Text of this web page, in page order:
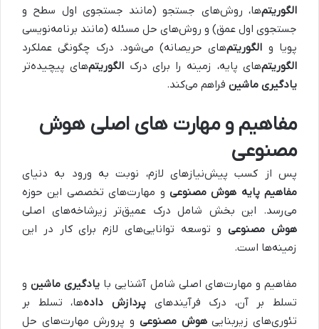
الگوریتم‌ها، روش‌های جستجو (مانند جستجوی اول سطح و
جستجوی اول عمق) و روش‌های حل مسئله (مانند برنامه‌نویسی
پویا و الگوریتم‌های حریصانه) می‌شود. درک چگونگی عملکرد
الگوریتم‌های پایه، زمینه را برای درک الگوریتم‌های پیچیده‌تر
یادگیری ماشین فراهم می‌کند.
مفاهیم و مهارت‌ های اصلی هوش
مصنوعی
پس از کسب پیش‌نیازهای لازم، نوبت به ورود به دنیای
مفاهیم پایه هوش مصنوعی و مهارت‌های تخصصی این حوزه
می‌رسد. این بخش شامل درک عمیق‌تر زیرشاخه‌های اصلی
هوش مصنوعیو توسعه توانایی‌های لازم برای کار در این
زمینه‌ها است.
مفاهیم و مهارت‌های اصلی شامل آشنایی با یادگیری ماشینو
تسلط بر آن، درک فرآیندهایپردازش داده‌ها، تسلط بر
تئوری‌های زیربناییهوش مصنوعی و پرورش مهارت‌های حل